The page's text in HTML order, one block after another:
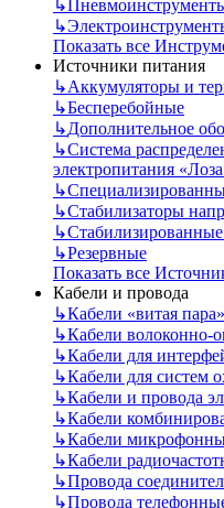
↳
↳
Показать все
Источники питания
↳Аккумуляторы и
↳Бесперебойные
↳Дополнительное
↳Система
электропитания
↳
↳Стабилизаторы
↳
↳Резервные
Показать все
Кабели и провода
↳Кабели «витая
↳Кабели волоконно-
↳Кабели для
↳Кабели для систем
↳Кабели и провода
↳Кабели
↳Кабели
↳Кабели
↳Провода
↳Провода